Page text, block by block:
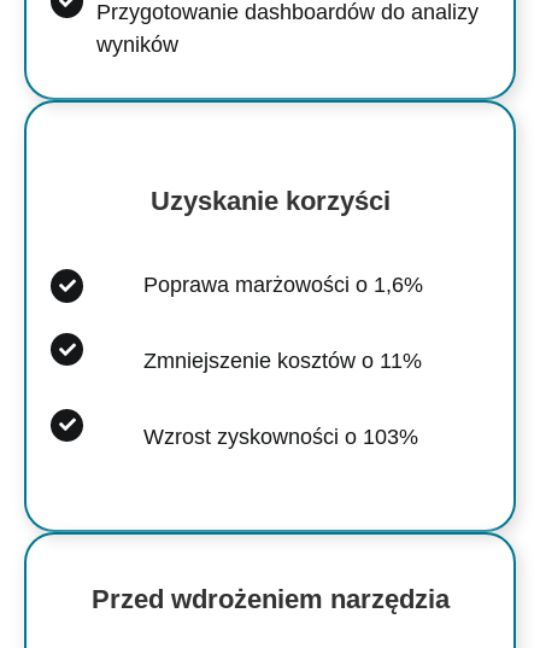
Przygotowanie dashboardów do analizy
wyników
Uzyskanie korzyści
Poprawa marżowości o 1,6%
Zmniejszenie kosztów o 11%
Wzrost zyskowności o 103%
Przed wdrożeniem narzędzia